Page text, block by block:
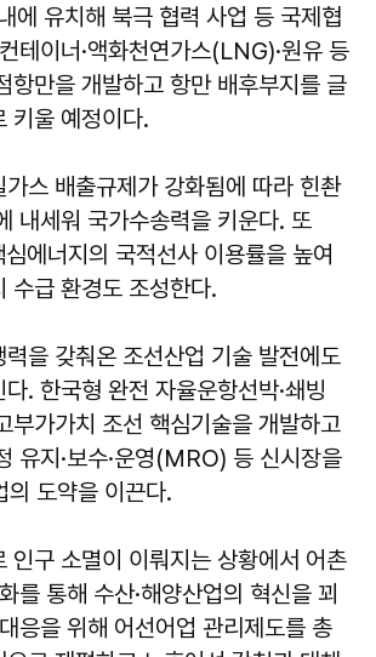
에 유치해 북극 협력 사업 등 국제협
테이너·액화천연가스(LNG)·원유 등
항만을 개발하고 항만 배후부지를 글
키울 예정이다.
스 배출규제가 강화됨에 따라 힌촨
내세워 국가수송력을 키운다. 또
에너지의 국적선사 이용률을 높여
수급 환경도 조성한다.
을 갖춰온 조선산업 기술 발전에도
. 한국형 완전 자율운항선박·쇄빙
부가가치 조선 핵심기술을 개발하고
유지·보수·운영(MRO) 등 신시장을
도약을 이끈다.
인구 소멸이 이뤄지는 상황에서 어촌
를 통해 수산·해양산업의 혁신을 꾀
응을 위해 어선어업 관리제도를 총